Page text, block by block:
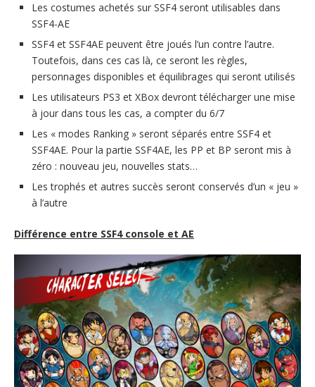
Les costumes achetés sur SSF4 seront utilisables dans
SSF4-AE
SSF4 et SSF4AE peuvent être joués l’un contre l’autre.
Toutefois, dans ces cas là, ce seront les règles,
personnages disponibles et équilibrages qui seront utilisés
Les utilisateurs PS3 et XBox devront télécharger une mise
à jour dans tous les cas, a compter du 6/7
Les « modes Ranking » seront séparés entre SSF4 et
SSF4AE. Pour la partie SSF4AE, les PP et BP seront mis à
zéro : nouveau jeu, nouvelles stats…
Les trophés et autres succès seront conservés d’un « jeu »
à l’autre
Différence entre SSF4 console et AE